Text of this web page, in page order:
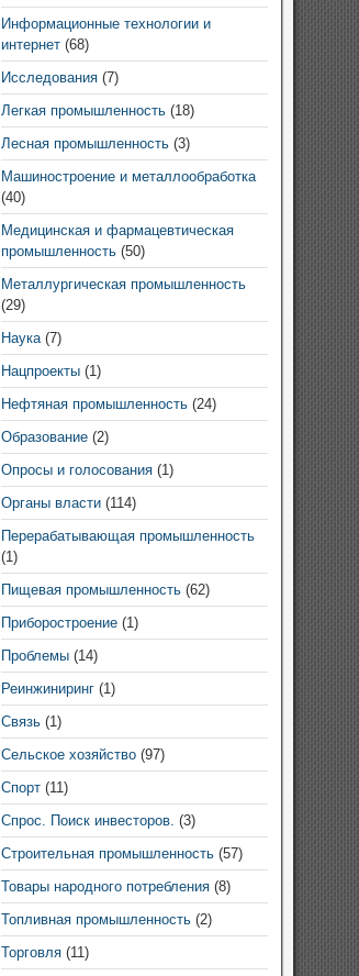
Информационные технологии и
интернет(68)
Исследования(7)
Легкая промышленность(18)
Лесная промышленность(3)
Машиностроение и металлообработка
(40)
Медицинская и фармацевтическая
промышленность(50)
Металлургическая промышленность
(29)
Наука(7)
Нацпроекты(1)
Нефтяная промышленность(24)
Образование(2)
Опросы и голосования(1)
Органы власти(114)
Перерабатывающая промышленность
(1)
Пищевая промышленность(62)
Приборостроение(1)
Проблемы(14)
Реинжиниринг(1)
Связь(1)
Сельское хозяйство(97)
Спорт(11)
Спрос. Поиск инвесторов. (3)
Строительная промышленность(57)
Товары народного потребления(8)
Топливная промышленность(2)
Торговля(11)